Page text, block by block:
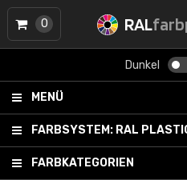
RAL
Dunkel
MENÜ
FARBSYSTEM: RAL
FARBKATEGORIEN
0